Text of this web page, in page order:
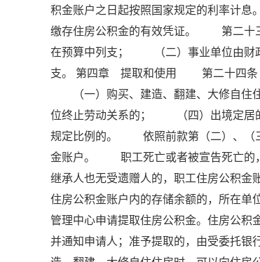
积金账户之日起按照国家规定的利率计
缴存住房公积金的有效凭证。 第二十
在预算中列支； （二）事业单位由财
支。 第四章 提取和使用 第二十四条
（一）购买、建造、翻建、大修自
位终止劳动关系的； （四）出境定
规定比例的。 依照前款第（二）、（三
金账户。 职工死亡或者被宣告死亡的，
继承人也无受遗赠人的，职工住房公积
住房公积金账户内的存储余额的，所在
管理中心申请提取住房公积金。住房公积
并通知申请人；准予提取的，由受委托